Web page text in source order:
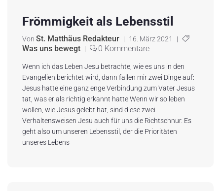
Frömmigkeit als Lebensstil
Von St. Matthäus Redakteur | 16. März 2021 |
Was uns bewegt | 0 Kommentare
Wenn ich das Leben Jesu betrachte, wie es uns in den
Evangelien berichtet wird, dann fallen mir zwei Dinge auf:
Jesus hatte eine ganz enge Verbindung zum Vater Jesus
tat, was er als richtig erkannt hatte Wenn wir so leben
wollen, wie Jesus gelebt hat, sind diese zwei
Verhaltensweisen Jesu auch für uns die Richtschnur. Es
geht also um unseren Lebensstil, der die Prioritäten
unseres Lebens